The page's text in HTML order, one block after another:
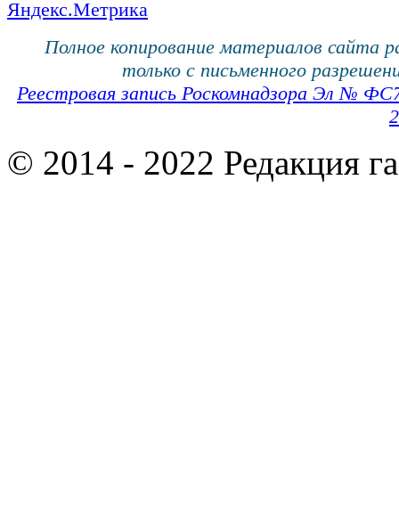
Полное копирование материалов сайта
только с письменного
Реестровая запись Роскомнадзора Эл №
© 2014 - 2022 Редакция